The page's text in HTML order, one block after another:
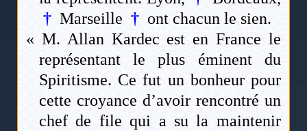
† Marseille † ont chacun le sien.
« M. Allan Kardec est en France le
représentant le plus éminent du
Spiritisme. Ce fut un bonheur pour
cette croyance d’avoir rencontré un
chef de file qui a su la maintenir